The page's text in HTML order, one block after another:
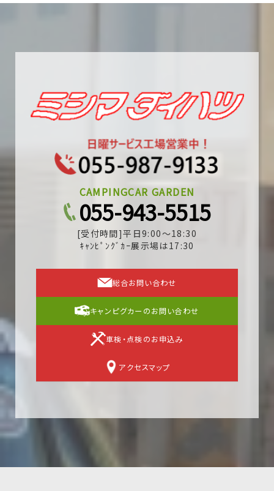
CAMPINGCAR GARDEN
055-943-5515
[受付時間]平日9:00～18:30
ｷｬﾝﾋﾟﾝｸﾞｶｰ展示場は17:30
総合お問い合わせ
キャンピグカーのお問い合わせ
車検・点検のお申込み
アクセスマップ